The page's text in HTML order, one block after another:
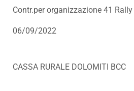
Contr.per organizzazione 41 Rally
06/09/2022
CASSA RURALE DOLOMITI BCC